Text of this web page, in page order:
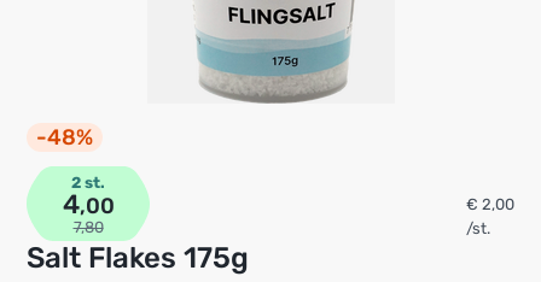
-48%
Salt Flakes 175g
2 st.
4,00
7,80
€ 2,00
/st.